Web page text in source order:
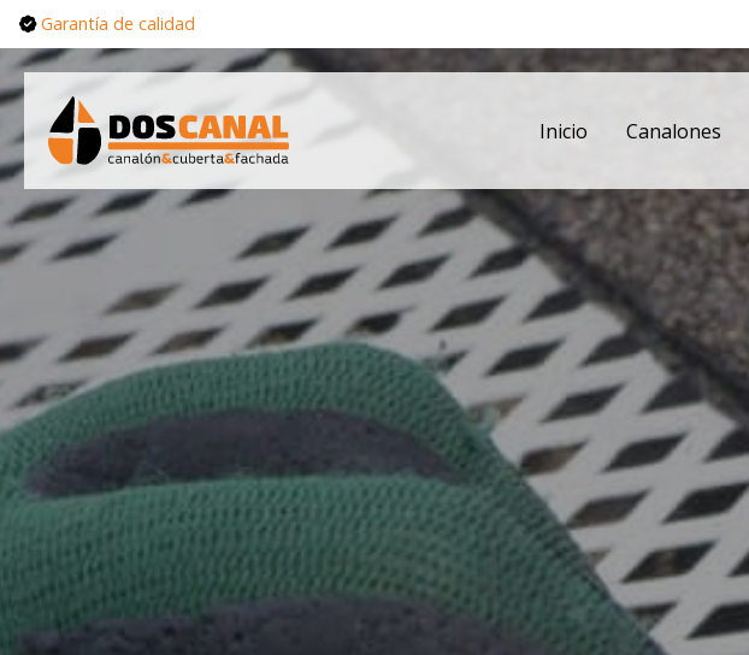
Garantía de calidad
Inicio Canalones